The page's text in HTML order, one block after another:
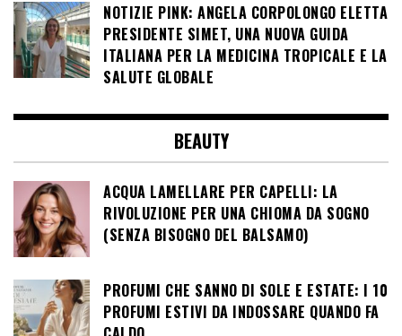
NOTIZIE PINK: ANGELA CORPOLONGO ELETTA
PRESIDENTE SIMET, UNA NUOVA GUIDA
ITALIANA PER LA MEDICINA TROPICALE E LA
SALUTE GLOBALE
BEAUTY
ACQUA LAMELLARE PER CAPELLI: LA
RIVOLUZIONE PER UNA CHIOMA DA SOGNO
(SENZA BISOGNO DEL BALSAMO)
PROFUMI CHE SANNO DI SOLE E ESTATE: I 10
PROFUMI ESTIVI DA INDOSSARE QUANDO FA